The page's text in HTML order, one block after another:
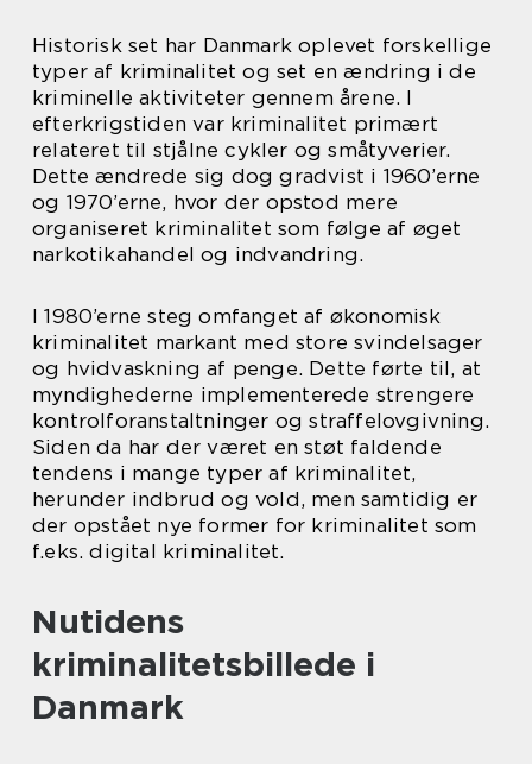
Historisk set har Danmark oplevet forskellige
typer af kriminalitet og set en ændring i de
kriminelle aktiviteter gennem årene. I
efterkrigstiden var kriminalitet primært
relateret til stjålne cykler og småtyverier.
Dette ændrede sig dog gradvist i 1960’erne
og 1970’erne, hvor der opstod mere
organiseret kriminalitet som følge af øget
narkotikahandel og indvandring.
I 1980’erne steg omfanget af økonomisk
kriminalitet markant med store svindelsager
og hvidvaskning af penge. Dette førte til, at
myndighederne implementerede strengere
kontrolforanstaltninger og straffelovgivning.
Siden da har der været en støt faldende
tendens i mange typer af kriminalitet,
herunder indbrud og vold, men samtidig er
der opstået nye former for kriminalitet som
f.eks. digital kriminalitet.
Nutidens
kriminalitetsbillede i
Danmark